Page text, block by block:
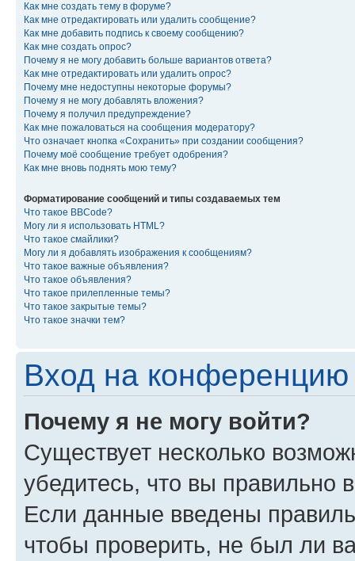
Как мне создать тему в форуме?
Как мне отредактировать или удалить сообщение?
Как мне добавить подпись к своему сообщению?
Как мне создать опрос?
Почему я не могу добавить больше вариантов ответа?
Как мне отредактировать или удалить опрос?
Почему мне недоступны некоторые форумы?
Почему я не могу добавлять вложения?
Почему я получил предупреждение?
Как мне пожаловаться на сообщения модератору?
Что означает кнопка «Сохранить» при создании сообщения?
Почему моё сообщение требует одобрения?
Как мне вновь поднять мою тему?
Форматирование сообщений и типы создаваемых тем
Что такое BBCode?
Могу ли я использовать HTML?
Что такое смайлики?
Могу ли я добавлять изображения к сообщениям?
Что такое важные объявления?
Что такое объявления?
Что такое прилепленные темы?
Что такое закрытые темы?
Что такое значки тем?
Вход на конференцию
Почему я не могу войти?
Существует несколько
убедитесь, что вы правильно
Если данные введены
чтобы проверить, не был ли